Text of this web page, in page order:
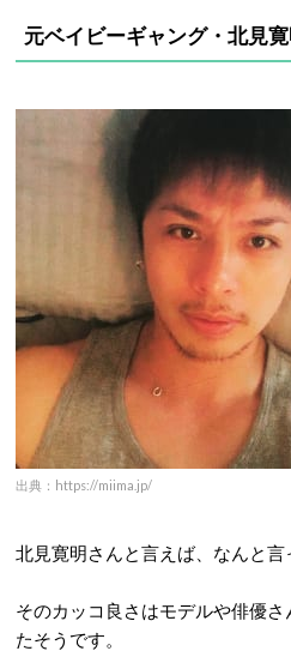
元ベイビーギャング・北見
出典：https://miima.jp/
北見寛明さんと言えば、なんと言
そのカッコ良さはモデルや俳優
たそうです。